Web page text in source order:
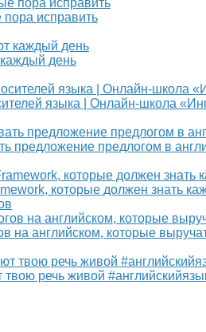
исправить
день
языка | Онлайн-школа
предложение предлогом в
которые должен знать
на английском, которые
речь живой